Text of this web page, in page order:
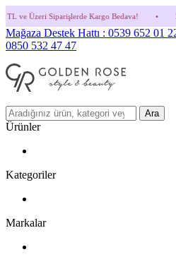
Kargo Bedava! • HOSGELDIN30
Mağaza Destek Hattı : 0539 652 01
0850 532 47 47
Ara
Ürünler
Kategoriler
Markalar